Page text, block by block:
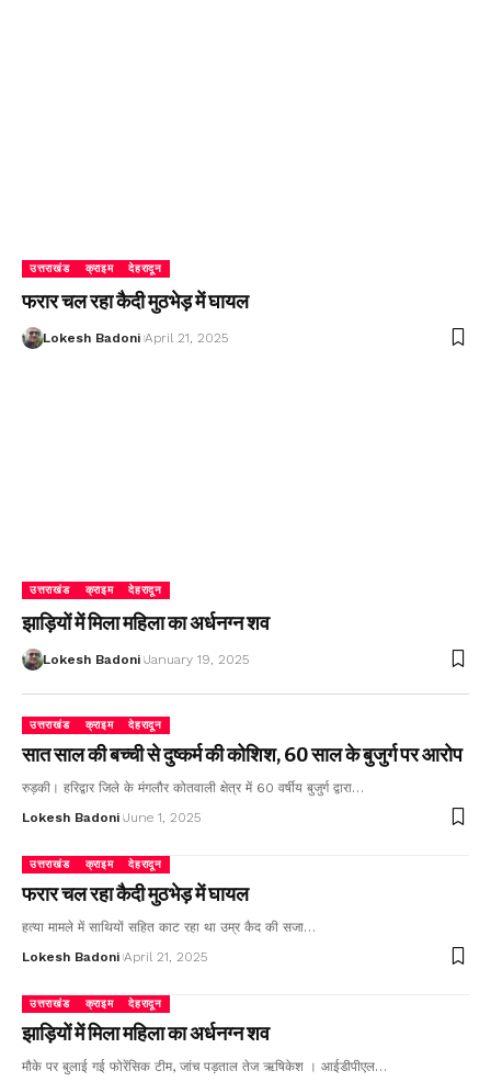
उत्तराखंड क्राइम देहरादून
फरार चल रहा कैदी मुठभेड़ में घायल
Lokesh Badoni April 21, 2025
उत्तराखंड क्राइम देहरादून
झाड़ियों में मिला महिला का अर्धनग्न शव
Lokesh Badoni January 19, 2025
उत्तराखंड क्राइम देहरादून
सात साल की बच्ची से दुष्कर्म की कोशिश, 60 साल के बुजुर्ग पर आरोप
रुड़की। हरिद्वार जिले के मंगलौर कोतवाली क्षेत्र में 60 वर्षीय बुजुर्ग द्वारा…
Lokesh Badoni June 1, 2025
उत्तराखंड क्राइम देहरादून
फरार चल रहा कैदी मुठभेड़ में घायल
हत्या मामले में साथियों सहित काट रहा था उम्र कैद की सजा…
Lokesh Badoni April 21, 2025
उत्तराखंड क्राइम देहरादून
झाड़ियों में मिला महिला का अर्धनग्न शव
मौके पर बुलाई गई फोरेंसिक टीम, जांच पड़ताल तेज ऋषिकेश । आईडीपीएल…